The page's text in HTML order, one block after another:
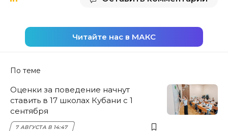
Читайте нас в МАКС
По теме
Оценки за поведение начнут
ставить в 17 школах Кубани с 1
сентября
7 АВГУСТА В 14:47